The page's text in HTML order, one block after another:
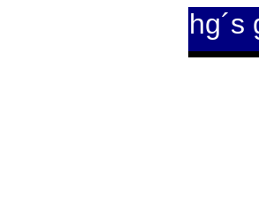
hg´s